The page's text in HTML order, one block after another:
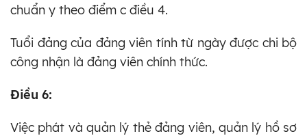
chuẩn y theo điểm c điều 4.
Tuổi đảng của đảng viên tính từ ngày được chi bộ
công nhận là đảng viên chính thức.
Điều 6:
Việc phát và quản lý thẻ đảng viên, quản lý hồ sơ